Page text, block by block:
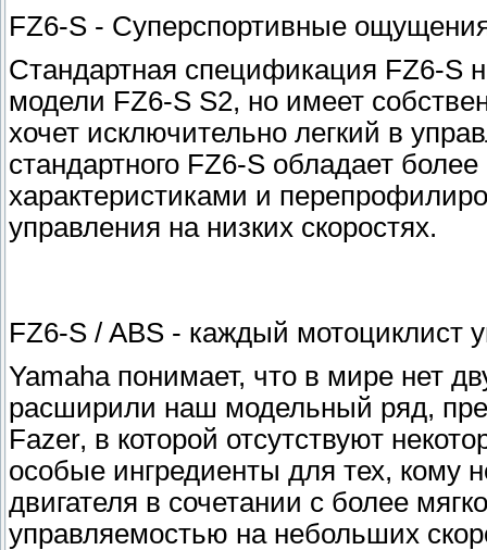
FZ6-S - Суперспортивные
Стандартная спецификация FZ6-S
модели FZ6-S S2, но имеет
хочет исключительно легкий в
стандартного FZ6-S обладает
характеристиками и
управления на низких скоростях.
FZ6-S / ABS - каждый мотоциклист
Yamaha понимает, что в мире нет
расширили наш модельный ряд,
Fazer, в которой отсутствуют
особые ингредиенты для тех, кому
двигателя в сочетании с более
управляемостью на небольших